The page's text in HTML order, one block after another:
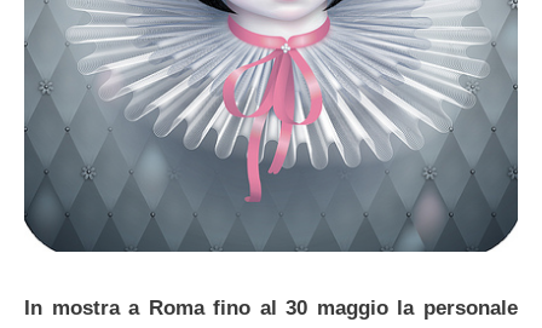
In mostra a Roma fino al 30 maggio la personale